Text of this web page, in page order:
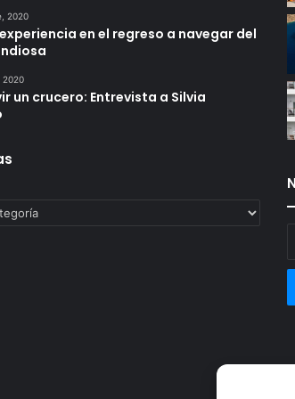
2020
en el regreso a navegar del
2020
un crucero: Entrevista a Silvia